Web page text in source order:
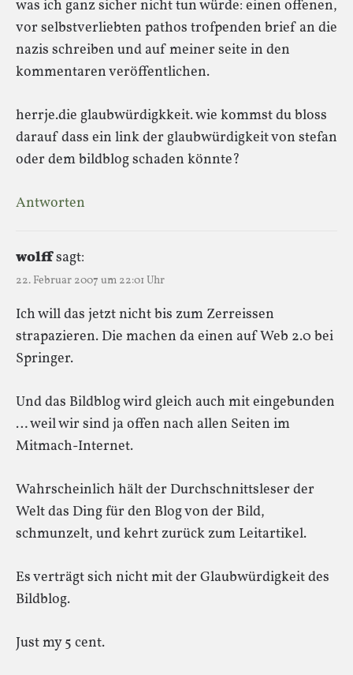
was ich ganz sicher nicht tun würde: einen offenen,
vor selbstverliebten pathos trofpenden brief an die
nazis schreiben und auf meiner seite in den
kommentaren veröffentlichen.
herrje.die glaubwürdigkkeit. wie kommst du bloss
darauf dass ein link der glaubwürdigkeit von stefan
oder dem bildblog schaden könnte?
Antworten
wolffsagt:
22. Februar 2007 um 22:01 Uhr
Ich will das jetzt nicht bis zum Zerreissen
strapazieren. Die machen da einen auf Web 2.0 bei
Springer.
Und das Bildblog wird gleich auch mit eingebunden
… weil wir sind ja offen nach allen Seiten im
Mitmach-Internet.
Wahrscheinlich hält der Durchschnittsleser der
Welt das Ding für den Blog von der Bild,
schmunzelt, und kehrt zurück zum Leitartikel.
Es verträgt sich nicht mit der Glaubwürdigkeit des
Bildblog.
Just my 5 cent.